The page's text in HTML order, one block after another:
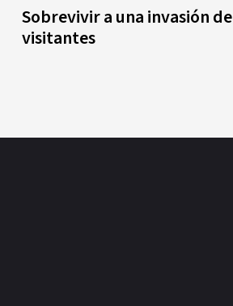
Sobrevivir a una invasión de
visitantes